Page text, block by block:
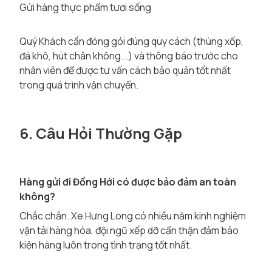
Gửi hàng thực phẩm tươi sống
Quý Khách cần đóng gói đúng quy cách (thùng xốp,
đá khô, hút chân không...) và thông báo trước cho
nhân viên để được tư vấn cách bảo quản tốt nhất
trong quá trình vận chuyển.
6. Câu Hỏi Thường Gặp
Hàng gửi đi Đồng Hới có được bảo đảm an toàn
không?
Chắc chắn. Xe Hưng Long có nhiều năm kinh nghiệm
vận tải hàng hóa, đội ngũ xếp dỡ cẩn thận đảm bảo
kiện hàng luôn trong tình trạng tốt nhất.